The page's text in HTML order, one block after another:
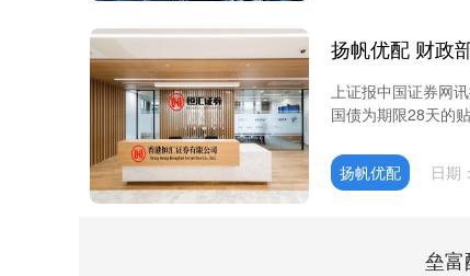
上证报中国证券网
国债为期限28天的
扬帆优配 日期
垒